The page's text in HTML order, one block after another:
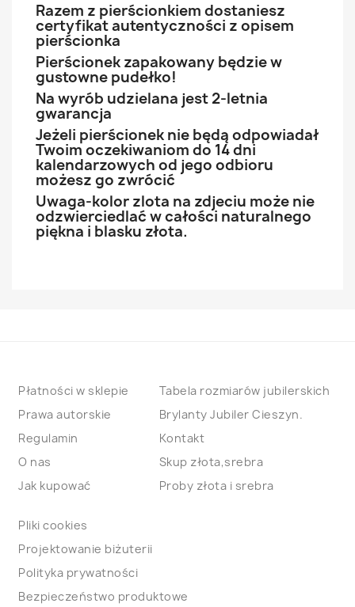
Razem z pierścionkiem dostaniesz
certyfikat autentyczności z opisem
pierścionka
Pierścionek zapakowany będzie w
gustowne pudełko!
Na wyrób udzielana jest 2-letnia
gwarancja
Jeżeli pierścionek nie będą odpowiadał
Twoim oczekiwaniom do 14 dni
kalendarzowych od jego odbioru
możesz go zwrócić
Uwaga-kolor zlota na zdjeciu może nie
odzwierciedlać w całości naturalnego
piękna i blasku złota.
Płatności w sklepie
Prawa autorskie
Regulamin
O nas
Jak kupować
Tabela rozmiarów jubilerskich
Brylanty Jubiler Cieszyn.
Kontakt
Skup złota,srebra
Proby złota i srebra
Pliki cookies
Projektowanie biżuterii
Polityka prywatności
Bezpieczeństwo produktowe